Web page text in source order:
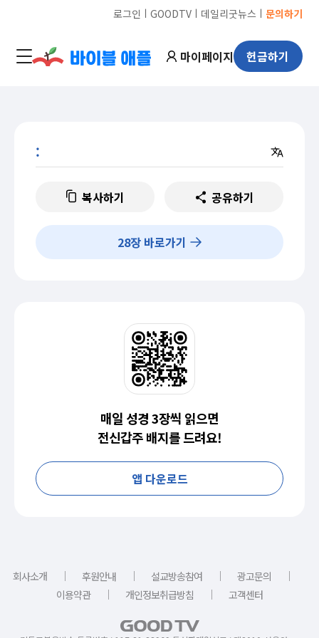
로그인 ㅣ GOODTVㅣ 데일리굿뉴스 ㅣ 문의하기
마이페이지 헌금하기
:
복사하기 공유하기
28장 바로가기
매일 성경 3장씩 읽으면
전신갑주 배지를 드려요!
앱 다운로드
회사소개 ｜ 후원안내 ｜ 설교방송참여 ｜ 광고문의
｜
이용약관
｜ 개인정보취급방침 ｜ 고객센터